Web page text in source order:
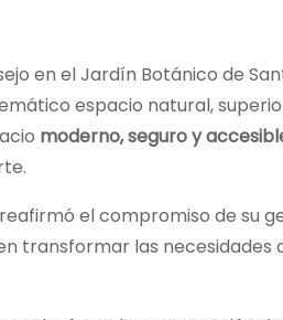
en el Jardín Botánico de
espacio natural,
moderno, seguro y
el compromiso de su
transformar las necesidades